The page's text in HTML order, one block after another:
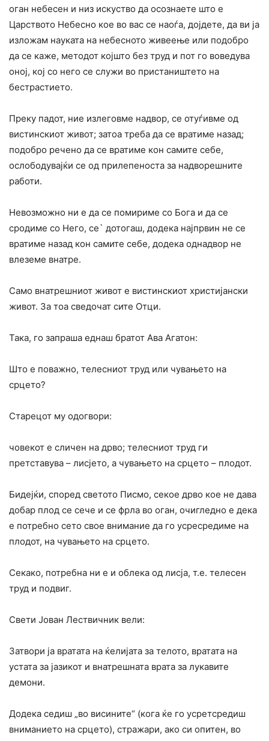
оган небесен и низ искуство да осознаете што е
Царството Небесно кое во вас се наоѓа, дојдете, да ви ја
изложам науката на небесното живеење или подобро
да се каже, методот којшто без труд и пот го воведува
оној, кој со него се служи во пристаништето на
бестрастието.
Преку падот, ние излеговме надвор, се отуѓивме од
вистинскиот живот; затоа треба да се вратиме назад;
подобро речено да се вратиме кон самите себе,
ослободувајќи се од прилепеноста за надворешните
работи.
Невозможно ни е да се помириме со Бога и да се
сродиме со Него, се` дотогаш, додека најпрвин не се
вратиме назад кон самите себе, додека однадвор не
влеземе внатре.
Само внатрешниот живот е вистинскиот христијански
живот. За тоа сведочат сите Отци.
Така, го запраша еднаш братот Ава Агатон:
Што е поважно, телесниот труд или чувањето на
срцето?
Старецот му одогвори:
човекот е сличен на дрво; телесниот труд ги
претставува – лисјето, а чувањето на срцето – плодот.
Бидејќи, според светото Писмо, секое дрво кое не дава
добар плод се сече и се фрла во оган, очигледно е дека
е потребно сето свое внимание да го усресредиме на
плодот, на чувањето на срцето.
Секако, потребна ни е и облека од лисја, т.е. телесен
труд и подвиг.
Свети Јован Лествичник вели:
Затвори ја вратата на ќелијата за телото, вратата на
устата за јазикот и внатрешната врата за лукавите
демони.
Додека седиш „во висините“ (кога ќе го усретсредиш
вниманието на срцето), стражари, ако си опитен, во